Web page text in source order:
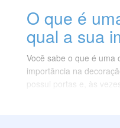
O que é
qual a sua
Você sabe o que é uma
importância na
possui portas e, às